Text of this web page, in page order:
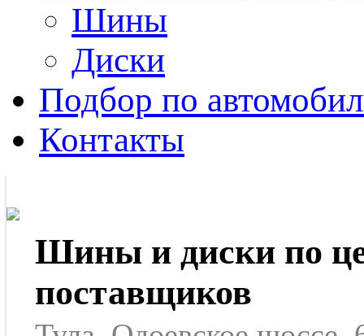
Шины
Диски
Подбор по
Контакты
Шины и диски по
поставщиков